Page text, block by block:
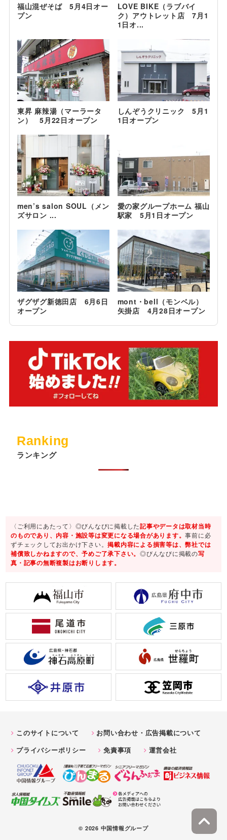
福山混ぜそば 5月4日オー
プン
LOVE BIKE（ラブバイ
ク）アウトレット店 7月1
1日オ...
東昇 麻辣湯（マーラータ
ン） 5月22日オープン
しんぞうクリニック 5月1
1日オープン
men’s salon SOUL（メン
ズサロン ...
愛の家グループホーム 福山
駅家 5月1日オープン
ザグザグ新徳田店 6月6日
オープン
mont・bell（モンベル）
矢掛店 4月28日オープン
Ranking
ランキング
〈ご利用にあたって〉◎びんなびに掲載した記事やデータは取材当時
のものであり、内容・施設等は変更になる場合があります。事前に必
ずチェックしてお出かけ下さい。掲載内容による損害等は、弊社では
補償致しかねますので、予めご了承下さい。◎びんなびに掲載の写
真・記事の無断複製はお断りします。
このサイトについて
お問い合わせ・広告掲載について
プライバシーポリシー
免責事項 運営会社
© 2026 中国情報グループ